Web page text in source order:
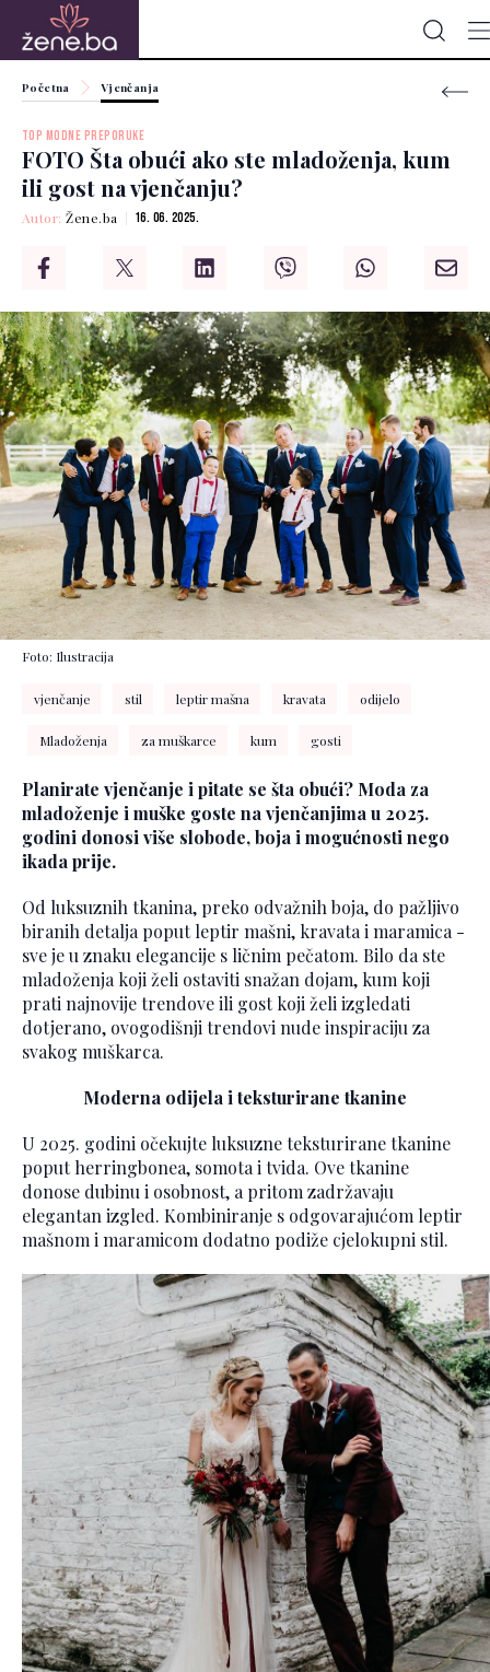
Početna Vjenčanja
TOP MODNE PREPORUKE
FOTO Šta obući ako ste mladoženja, kum
ili gost na vjenčanju?
Autor:Žene.ba 16. 06. 2025.
Foto: Ilustracija
vjenčanje stil leptir mašna kravata odijelo
Mladoženja za muškarce kum gosti
Planirate vjenčanje i pitate se šta obući? Moda za
mladoženje i muške goste na vjenčanjima u 2025.
godini donosi više slobode, boja i mogućnosti nego
ikada prije.
Od luksuznih tkanina, preko odvažnih boja, do pažljivo
biranih detalja poput leptir mašni, kravata i maramica -
sve je u znaku elegancije s ličnim pečatom. Bilo da ste
mladoženja koji želi ostaviti snažan dojam, kum koji
prati najnovije trendove ili gost koji želi izgledati
dotjerano, ovogodišnji trendovi nude inspiraciju za
svakog muškarca.
Moderna odijela i teksturirane tkanine
U 2025. godini očekujte luksuzne teksturirane tkanine
poput herringbonea, somota i tvida. Ove tkanine
donose dubinu i osobnost, a pritom zadržavaju
elegantan izgled. Kombiniranje s odgovarajućom leptir
mašnom i maramicom dodatno podiže cjelokupni stil.